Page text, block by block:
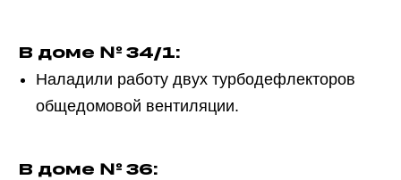
В доме № 34/1:
Наладили работу двух турбодефлекторов
общедомовой вентиляции.
В доме № 36: